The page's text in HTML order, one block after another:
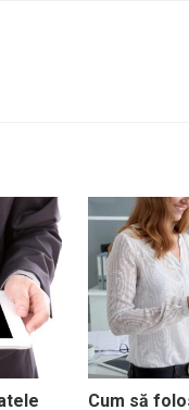
Cum să